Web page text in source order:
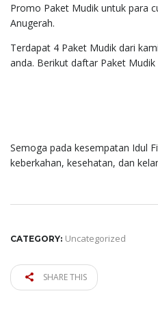
Promo Paket Mudik untuk para
Anugerah.
Terdapat 4 Paket Mudik dari
anda. Berikut daftar Paket Mudik
Semoga pada kesempatan Idul
keberkahan, kesehatan, dan
CATEGORY: Uncategorized
SHARE THIS